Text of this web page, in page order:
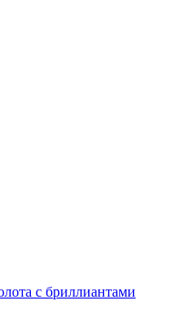
с бриллиантами